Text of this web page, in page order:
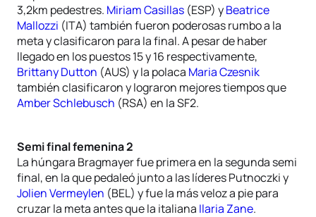
3,2km pedestres. Miriam Casillas (ESP) yBeatrice
Mallozzi (ITA) también fueron poderosas rumbo a la
meta y clasificaron para la final. A pesar de haber
llegado en los puestos 15 y 16 respectivamente,
Brittany Dutton (AUS) y la polaca Maria Czesnik
también clasificaron y lograron mejores tiempos que
Amber Schlebusch (RSA) en la SF2.
Semi final femenina 2
La húngara Bragmayer fue primera en la segunda semi
final, en la que pedaleó junto a las líderes Putnoczki y
Jolien Vermeylen (BEL) y fue la más veloz a pie para
cruzar la meta antes que la italiana Ilaria Zane.